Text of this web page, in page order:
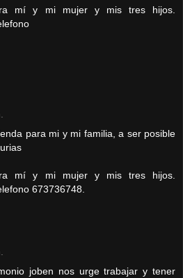
mí y mi mujer y mis tres hijos.
para mi y mi familia, a ser posible
mí y mi mujer y mis tres hijos.
673736748.
joben nos urge trabajar y tener